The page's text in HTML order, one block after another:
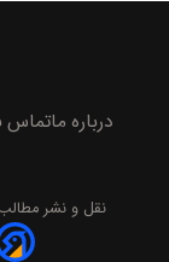
درباره ماتماس
نقل و نشر مطالب